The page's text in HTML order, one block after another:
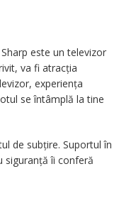
este un televizor
va fi atracţia
experienţa
se întâmplă la tine
de subțire. Suportul în
siguranță îi conferă